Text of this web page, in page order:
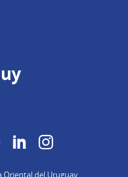
YouTubeLinkedInInstagram
Oriental del Uruguay